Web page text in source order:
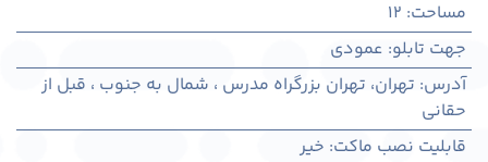
مساحت:
12
جهت تابلو: عمودی
آدرس: تهران، تهران بزرگراه مدرس ، شمال به جنوب ، قبل از
حقانی
قابلیت نصب ماکت: خیر